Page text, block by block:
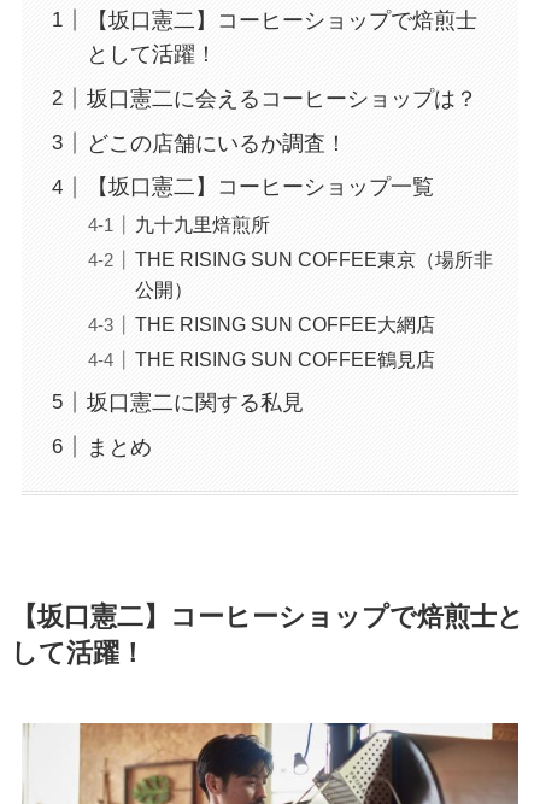
【坂口憲二】コーヒーショップで焙煎士
として活躍！
坂口憲二に会えるコーヒーショップは？
どこの店舗にいるか調査！
【坂口憲二】コーヒーショップ一覧
九十九里焙煎所
THE RISING SUN COFFEE東京（場所非
公開）
THE RISING SUN COFFEE大網店
THE RISING SUN COFFEE鶴見店
坂口憲二に関する私見
まとめ
【坂口憲二】コーヒーショップで焙煎士と
して活躍！